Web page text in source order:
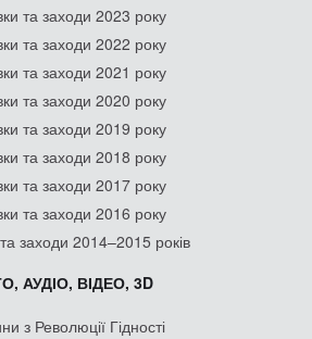
та заходи 2023 року
та заходи 2022 року
та заходи 2021 року
та заходи 2020 року
та заходи 2019 року
та заходи 2018 року
та заходи 2017 року
та заходи 2016 року
заходи 2014–2015 років
АУДІО, ВІДЕО, 3D
з Революції Гідності